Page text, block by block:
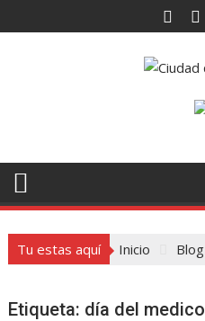
al
Tu estas aquí Inicio Blog
Etiqueta: día del medico